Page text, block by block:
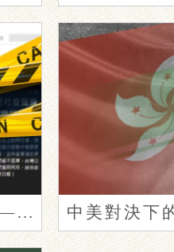
港獨臺獨互相援引，事證確鑿 —— 以「華人民主書院」為例 中美對決下